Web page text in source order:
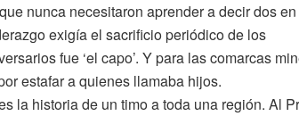
nunca necesitaron aprender a decir dos
exigía el sacrificio periódico de los
fue ‘el capo’. Y para las comarcas
estafar a quienes llamaba hijos.
la historia de un timo a toda una región. Al